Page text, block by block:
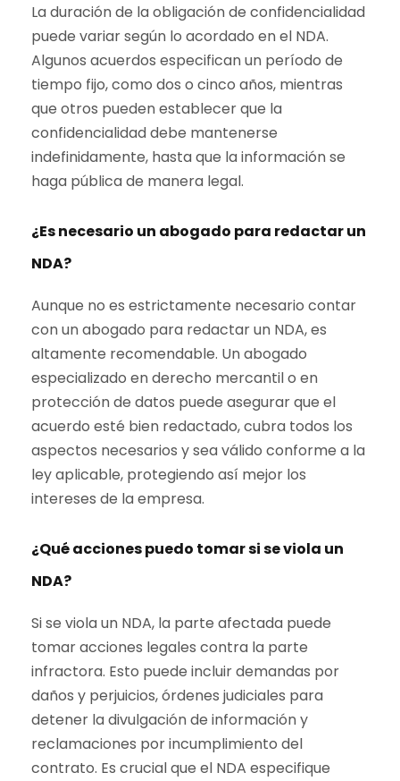
La duración de la obligación de confidencialidad
puede variar según lo acordado en el NDA.
Algunos acuerdos especifican un período de
tiempo fijo, como dos o cinco años, mientras
que otros pueden establecer que la
confidencialidad debe mantenerse
indefinidamente, hasta que la información se
haga pública de manera legal.
¿Es necesario un abogado para redactar un
NDA?
Aunque no es estrictamente necesario contar
con un abogado para redactar un NDA, es
altamente recomendable. Un abogado
especializado en derecho mercantil o en
protección de datos puede asegurar que el
acuerdo esté bien redactado, cubra todos los
aspectos necesarios y sea válido conforme a la
ley aplicable, protegiendo así mejor los
intereses de la empresa.
¿Qué acciones puedo tomar si se viola un
NDA?
Si se viola un NDA, la parte afectada puede
tomar acciones legales contra la parte
infractora. Esto puede incluir demandas por
daños y perjuicios, órdenes judiciales para
detener la divulgación de información y
reclamaciones por incumplimiento del
contrato. Es crucial que el NDA especifique